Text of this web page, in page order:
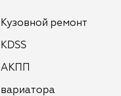
Кузовной ремонт
KDSS
АКПП
вариатора